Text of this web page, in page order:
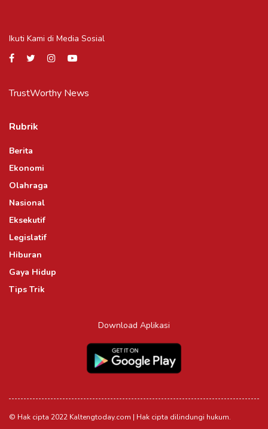
Ikuti Kami di Media Sosial
TrustWorthy News
Rubrik
Berita
Ekonomi
Olahraga
Nasional
Eksekutif
Legislatif
Hiburan
Gaya Hidup
Tips Trik
Download Aplikasi
© Hak cipta 2022 Kaltengtoday.com | Hak cipta dilindungi hukum.